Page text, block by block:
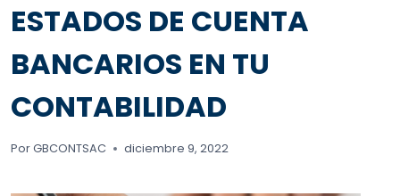
ESTADOS DE CUENTA
BANCARIOS EN TU
CONTABILIDAD
PorGBCONTSAC diciembre 9, 2022